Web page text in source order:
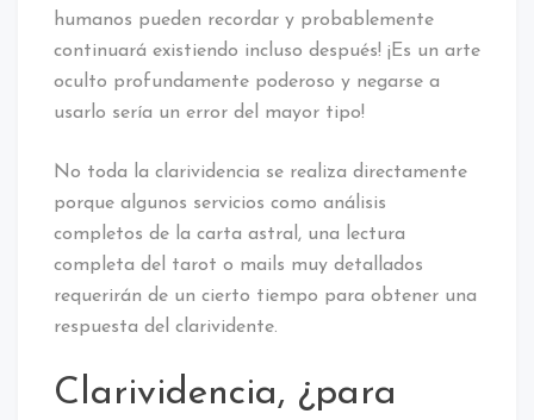
humanos pueden recordar y probablemente
continuará existiendo incluso después! ¡Es un arte
oculto profundamente poderoso y negarse a
usarlo sería un error del mayor tipo!
No toda la clarividencia se realiza directamente
porque algunos servicios como análisis
completos de la carta astral, una lectura
completa del tarot o mails muy detallados
requerirán de un cierto tiempo para obtener una
respuesta del clarividente.
Clarividencia, ¿para